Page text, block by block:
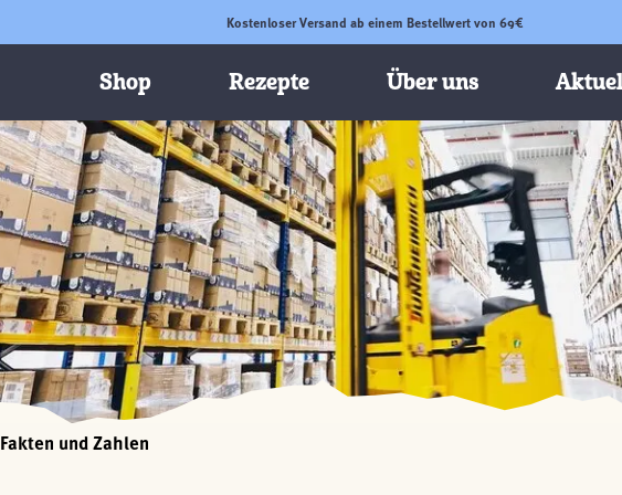
Kostenloser Versand ab einem Bestellwert von 69€
Shop Rezepte Über uns
Fakten und Zahlen